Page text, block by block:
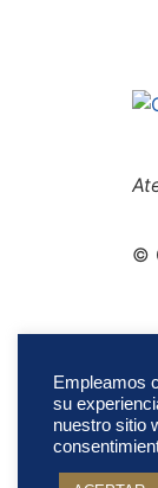
©
Empleamos
su
nuestro sitio